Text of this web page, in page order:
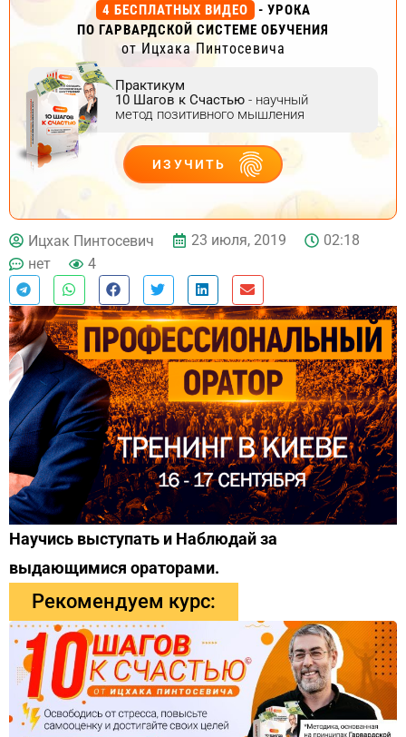
4 БЕСПЛАТНЫХ ВИДЕО
- УРОКА
ПО ГАРВАРДСКОЙ СИСТЕМЕ ОБУЧЕНИЯ
от Ицхака Пинтосевича
Практикум
10 Шагов к Счастью - научный
метод позитивного мышления
ИЗУЧИТЬ
ДЕЙСТВУЙ
Ицхак Пинтосевич 23 июля, 2019
02:18
нет
4
Научись выступать и Наблюдай за
выдающимися ораторами.
Рекомендуем курс: